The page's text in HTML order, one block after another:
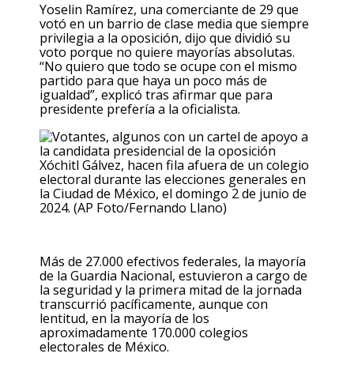
Yoselin Ramírez, una comerciante de 29 que
votó en un barrio de clase media que siempre
privilegia a la oposición, dijo que dividió su
voto porque no quiere mayorías absolutas.
“No quiero que todo se ocupe con el mismo
partido para que haya un poco más de
igualdad”, explicó tras afirmar que para
presidente prefería a la oficialista.
Más de 27.000 efectivos federales, la mayoría
de la Guardia Nacional, estuvieron a cargo de
la seguridad y la primera mitad de la jornada
transcurrió pacíficamente, aunque con
lentitud, en la mayoría de los
aproximadamente 170.000 colegios
electorales de México.